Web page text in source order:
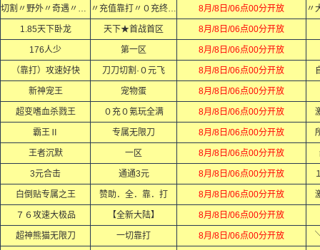
切割〃野外〃奇遇〃秘境 〃充值靠打〃０充终极〃 8月/8日/06点00分开放
1.85天下卧龙 天下★首战首区 8月/8日/06点00分开放
176人少 第一区 8月/8日/06点00分开放
（靠打）攻速好快 刀刀切割·０元飞 8月/8日/06点00分开放
新神宠王 宠物蛋 8月/8日/06点00分开放
超变嗜血杀戮王 ０充０氪玩全满 8月/8日/06点00分开放
霸王Ⅱ 专属无限刀 8月/8日/06点00分开放
王者沉默 一区 8月/8日/06点00分开放
3元合击 通通3元 8月/8日/06点00分开放
白倒贴专属之王 赞助．全．靠．打 8月/8日/06点00分开放
７６攻速大极品 【全新大陆】 8月/8日/06点00分开放
超神熊猫无限刀 一切靠打 8月/8日/06点00分开放